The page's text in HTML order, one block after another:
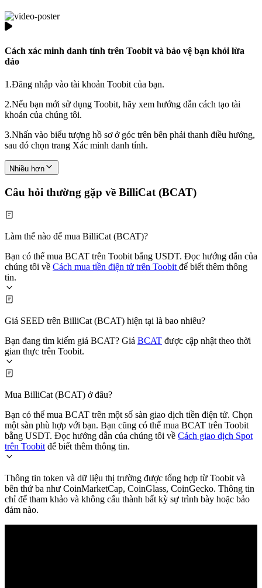
Cách xác minh danh tính trên Toobit và bảo vệ bạn khỏi lừa
đảo
1.Đăng nhập vào tài khoản Toobit của bạn.
2.Nếu bạn mới sử dụng Toobit, hãy xem hướng dẫn cách tạo tài
khoản của chúng tôi.
3.Nhấn vào biểu tượng hồ sơ ở góc trên bên phải thanh điều hướng,
sau đó chọn trang Xác minh danh tính.
Nhiều hơn
Câu hỏi thường gặp về BilliCat (BCAT)
Làm thế nào để mua BilliCat (BCAT)?
Bạn có thể mua BCAT trên Toobit bằng USDT. Đọc hướng dẫn của
chúng tôi về Cách mua tiền điện tử trên Toobit để biết thêm thông
tin.
Giá SEED trên BilliCat (BCAT) hiện tại là bao nhiêu?
Bạn đang tìm kiếm giá BCAT? Giá BCAT được cập nhật theo thời
gian thực trên Toobit.
Mua BilliCat (BCAT) ở đâu?
Bạn có thể mua BCAT trên một số sàn giao dịch tiền điện tử. Chọn
một sàn phù hợp với bạn. Bạn cũng có thể mua BCAT trên Toobit
bằng USDT. Đọc hướng dẫn của chúng tôi về Cách giao dịch Spot
trên Toobit để biết thêm thông tin.
Thông tin token và dữ liệu thị trường được tổng hợp từ Toobit và
bên thứ ba như CoinMarketCap, CoinGlass, CoinGecko. Thông tin
chỉ để tham khảo và không cấu thành bất kỳ sự trình bày hoặc bảo
đảm nào.